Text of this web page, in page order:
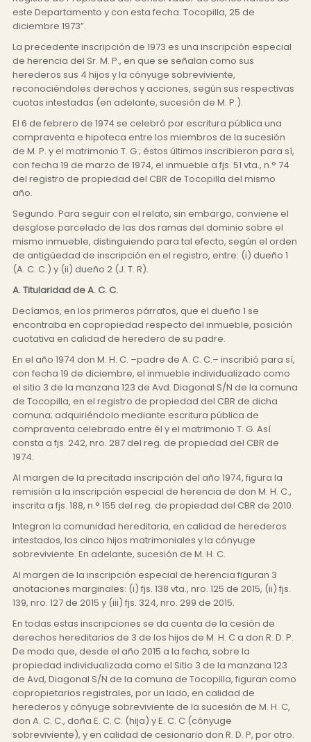
este Departamento y con esta fecha. Tocopilla, 25 de
diciembre 1973”.
La precedente inscripción de 1973 es una inscripción especial
de herencia del Sr. M. P., en que se señalan como sus
herederos sus 4 hijos y la cónyuge sobreviviente,
reconociéndoles derechos y acciones, según sus respectivas
cuotas intestadas (en adelante, sucesión de M. P.).
El 6 de febrero de 1974 se celebró por escritura pública una
compraventa e hipoteca entre los miembros de la sucesión
de M. P. y el matrimonio T. G.; éstos últimos inscribieron para sí,
con fecha 19 de marzo de 1974, el inmueble a fjs. 51 vta., n.° 74
del registro de propiedad del CBR de Tocopilla del mismo
año.
Segundo. Para seguir con el relato, sin embargo, conviene el
desglose parcelado de las dos ramas del dominio sobre el
mismo inmueble, distinguiendo para tal efecto, según el orden
de antigüedad de inscripción en el registro, entre: (i) dueño 1
(A. C. C.) y (ii) dueño 2 (J. T. R).
A. Titularidad de A. C. C.
Decíamos, en los primeros párrafos, que el dueño 1 se
encontraba en copropiedad respecto del inmueble, posición
cuotativa en calidad de heredero de su padre.
En el año 1974 don M. H. C. –padre de A. C. C.– inscribió para sí,
con fecha 19 de diciembre, el inmueble individualizado como
el sitio 3 de la manzana 123 de Avd. Diagonal S/N de la comuna
de Tocopilla, en el registro de propiedad del CBR de dicha
comuna; adquiriéndolo mediante escritura pública de
compraventa celebrado entre él y el matrimonio T. G. Así
consta a fjs. 242, nro. 287 del reg. de propiedad del CBR de
1974.
Al margen de la precitada inscripción del año 1974, figura la
remisión a la inscripción especial de herencia de don M. H. C.,
inscrita a fjs. 188, n.° 155 del reg. de propiedad del CBR de 2010.
Integran la comunidad hereditaria, en calidad de herederos
intestados, los cinco hijos matrimoniales y la cónyuge
sobreviviente. En adelante, sucesión de M. H. C.
Al margen de la inscripción especial de herencia figuran 3
anotaciones marginales: (i) fjs. 138 vta., nro. 125 de 2015, (ii) fjs.
139, nro. 127 de 2015 y (iii) fjs. 324, nro. 299 de 2015.
En todas estas inscripciones se da cuenta de la cesión de
derechos hereditarios de 3 de los hijos de M. H. C a don R. D. P.
De modo que, desde el año 2015 a la fecha, sobre la
propiedad individualizada como el Sitio 3 de la manzana 123
de Avd, Diagonal S/N de la comuna de Tocopilla, figuran como
copropietarios registrales, por un lado, en calidad de
herederos y cónyuge sobreviviente de la sucesión de M. H. C,
don A. C. C., doña E. C. C. (hija) y E. C. C (cónyuge
sobreviviente), y en calidad de cesionario don R. D. P, por otro.